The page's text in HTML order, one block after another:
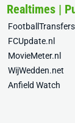
Realtimes |
FCUpdate.nl
MovieMeter.nl
WijWedden.net
Anfield Watch